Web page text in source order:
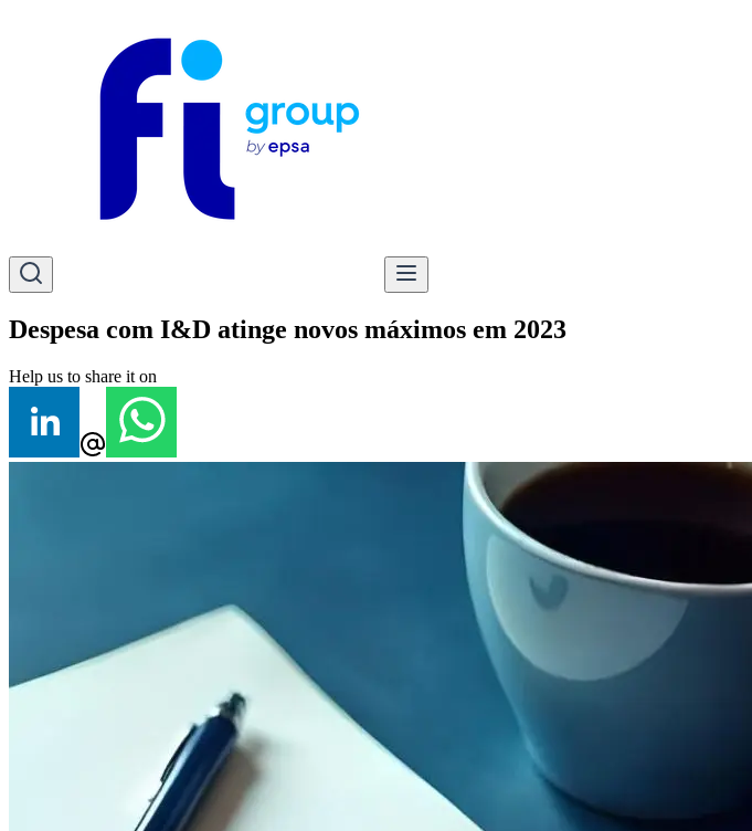
Despesa com I&D atinge novos máximos em 2023
Help us to share it on